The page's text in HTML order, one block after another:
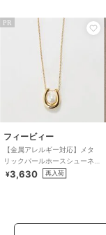
PR
フィービィー
【金属アレルギー対応】メタ
リックパールホースシューネ
ックレス ゴールド ステン
¥3,630 再入荷